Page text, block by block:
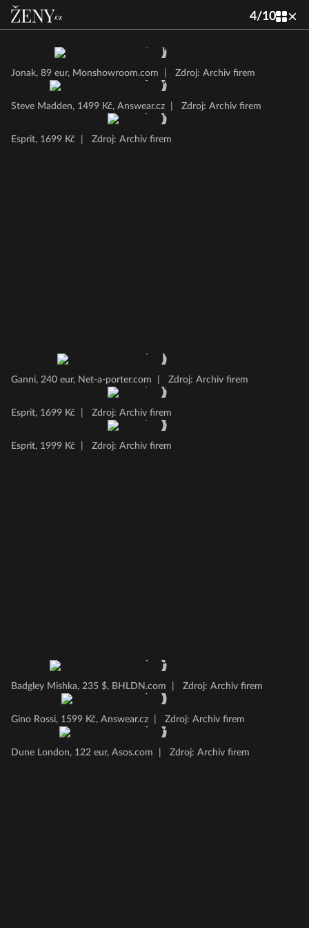
4/10
Jonak, 89 eur, Monshowroom.com Zdroj: Archiv firem
Steve Madden, 1499 Kč, Answear.cz Zdroj: Archiv firem
Esprit, 1699 Kč Zdroj: Archiv firem
Ganni, 240 eur, Net-a-porter.com Zdroj: Archiv firem
Esprit, 1699 Kč Zdroj: Archiv firem
Esprit, 1999 Kč Zdroj: Archiv firem
Badgley Mishka, 235 $, BHLDN.com Zdroj: Archiv firem
Gino Rossi, 1599 Kč, Answear.cz Zdroj: Archiv firem
Dune London, 122 eur, Asos.com Zdroj: Archiv firem